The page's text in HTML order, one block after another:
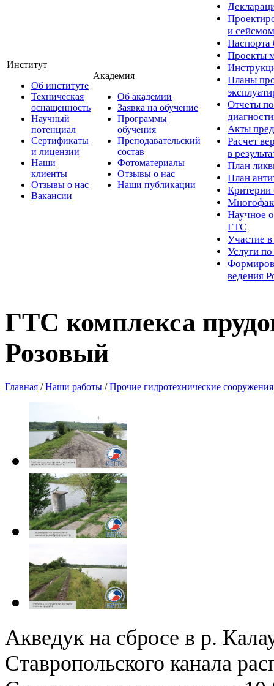
Институт
Об институте
Техническая
оснащенность
Научный
потенциал
Сертификаты
и лицензии
Наши
клиенты
Отзывы о нас
Вакансии
Академия
Об академии
Заявка на обучение
Программы
обучения
Преподавательский
состав
Фотоматериалы
Отзывы о нас
Наши публикации
и
Паспорта
Проекты
Планы
Отчеты по
Акты
Расчет
в
План
План
Критерии
Научное
ГТС
Участие
Услуги
ведения
ГТС комплекса
Розовый
Главная / Наши работы / Прочие гидротехнические сооружения
Акведук на сбросе в р.
Ставропольского канала